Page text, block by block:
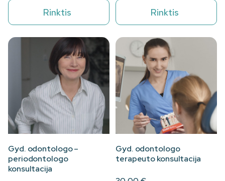
Rinktis Rinktis
Gyd. odontologo –
periodontologo
konsultacija
Gyd. odontologo
terapeuto konsultacija